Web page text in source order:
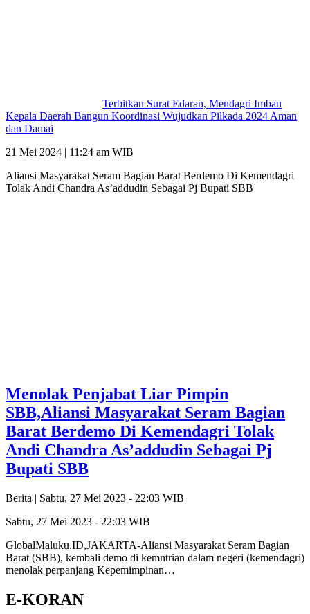
Terbitkan Surat Edaran, Mendagri Imbau
Kepala Daerah Bangun Koordinasi Wujudkan Pilkada 2024 Aman
dan Damai
21 Mei 2024 | 11:24 am WIB
Aliansi Masyarakat Seram Bagian Barat Berdemo Di Kemendagri
Tolak Andi Chandra As’addudin Sebagai Pj Bupati SBB
Menolak Penjabat Liar Pimpin
SBB,Aliansi Masyarakat Seram Bagian
Barat Berdemo Di Kemendagri Tolak
Andi Chandra As’addudin Sebagai Pj
Bupati SBB
Berita | Sabtu, 27 Mei 2023 - 22:03 WIB
Sabtu, 27 Mei 2023 - 22:03 WIB
GlobalMaluku.ID,JAKARTA-Aliansi Masyarakat Seram Bagian
Barat (SBB), kembali demo di kemntrian dalam negeri (kemendagri)
menolak perpanjang Kepemimpinan…
E-KORAN